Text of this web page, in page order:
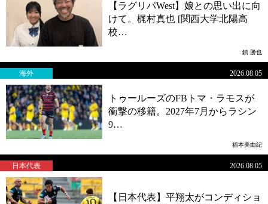
【ラグリパWest】娘との思い出に向
けて。梶村真也 [関西大学北陽高
校…
鎮 勝也
トゥールーズのFBトマ・ラモスが
衝撃の移籍。2027年7月からラシン
9…
海外 2026.08.05
福本美由紀
【日本代表】平翔太がコンディショ
日本代表 2026.08.05